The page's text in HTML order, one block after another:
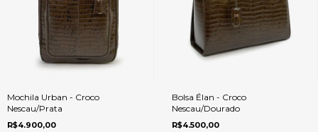
Mochila Urban - Croco
Nescau/Prata
R$4.900,00
Bolsa Élan - Croco
Nescau/Dourado
R$4.500,00